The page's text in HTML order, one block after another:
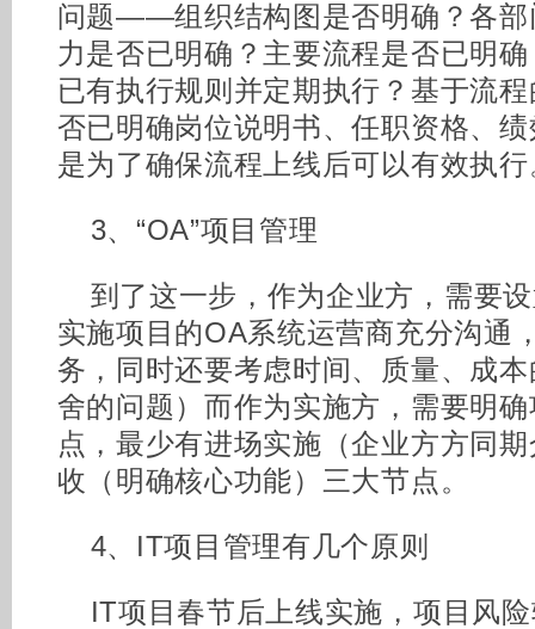
问题——组织结构图是否明确？各部
力是否已明确？主要流程是否已明
已有执行规则并定期执行？基于流
否已明确岗位说明书、任职资格、
是为了确保流程上线后可以有效执行
3、“OA”项目管理
到了这一步，作为企业方，需要
实施项目的OA系统运营商充分沟通
务，同时还要考虑时间、质量、成
舍的问题）而作为实施方，需要明
点，最少有进场实施（企业方方同
收（明确核心功能）三大节点。
4、IT项目管理有几个原则
IT项目春节后上线实施，项目风